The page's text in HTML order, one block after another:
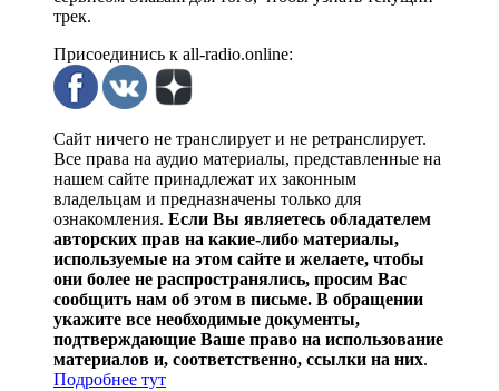
трек.
Присоединись к all-radio.online:
Сайт ничего не транслирует и не ретранслирует.
Все права на аудио материалы, представленные на
нашем сайте принадлежат их законным
владельцам и предназначены только для
ознакомления. Если Вы являетесь обладателем
авторских прав на какие-либо материалы,
используемые на этом сайте и желаете, чтобы
они более не распространялись, просим Вас
сообщить нам об этом в письме. В обращении
укажите все необходимые документы,
подтверждающие Ваше право на использование
материалов и, соответственно, ссылки на них.
Подробнее тут